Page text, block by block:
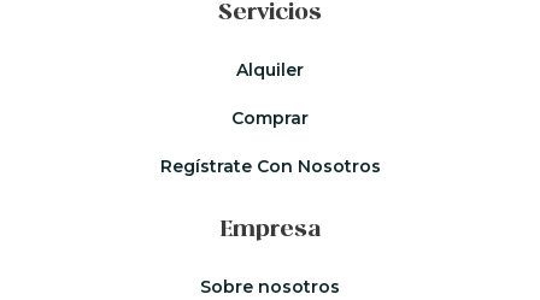
Servicios
Alquiler
Comprar
Regístrate Con Nosotros
Empresa
Sobre nosotros